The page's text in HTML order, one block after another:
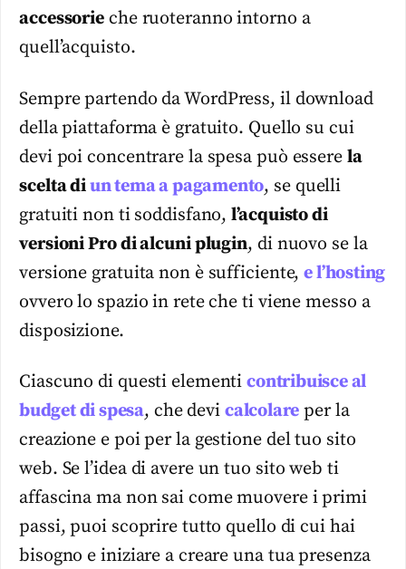
accessorie che ruoteranno intorno a
quell’acquisto.
Sempre partendo da WordPress, il download
della piattaforma è gratuito. Quello su cui
devi poi concentrare la spesa può essere la
scelta diun tema a pagamento, se quelli
gratuiti non ti soddisfano,l’acquisto di
versioni Pro di alcuni plugin, di nuovo se la
versione gratuita non è sufficiente,el’hosting
ovvero lo spazio in rete che ti viene messo a
disposizione.
Ciascuno di questi elementicontribuisce al
budget di spesa, che devi calcolare per la
creazione e poi per la gestione del tuo sito
web. Se l’idea di avere un tuo sito web ti
affascina ma non sai come muovere i primi
passi, puoi scoprire tutto quello di cui hai
bisogno e iniziare a creare una tua presenza